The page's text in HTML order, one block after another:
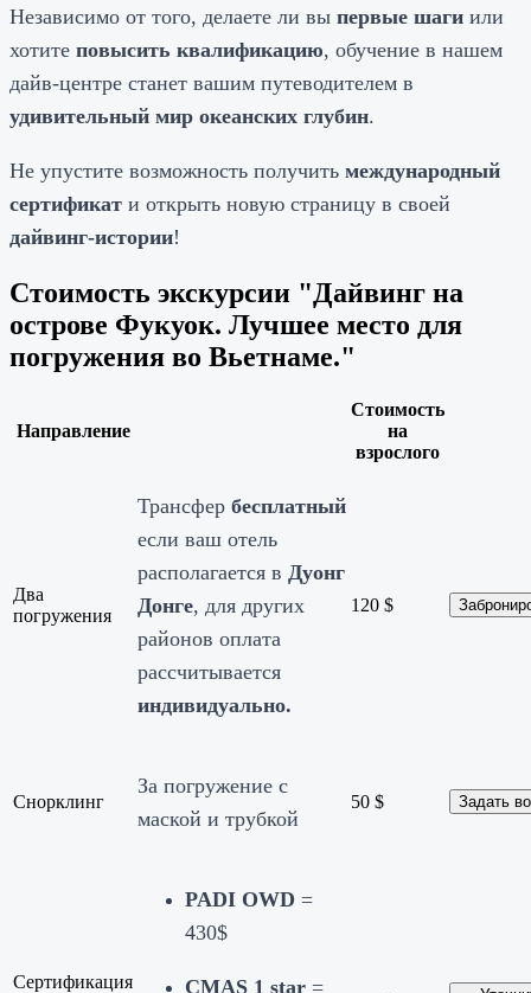
Независимо от того, делаете ли вы первые шаги или
хотите повысить квалификацию, обучение в нашем
дайв-центре станет вашим путеводителем в
удивительный мир океанских глубин.
Не упустите возможность получить международный
сертификат и открыть новую страницу в своей
дайвинг-истории!
Стоимость экскурсии "Дайвинг на
острове Фукуок. Лучшее место для
погружения во Вьетнаме."
Направление
Стоимость
на
взрослого
Два
погружения
Трансфер бесплатный
если ваш отель
располагается в Дуонг
Донге, для других
районов оплата
рассчитывается
индивидуально.
120 $
Снорклинг
За погружение с
маской и трубкой
50 $ Задать
Сертификация
PADI OWD =
430$
CMAS 1 star =